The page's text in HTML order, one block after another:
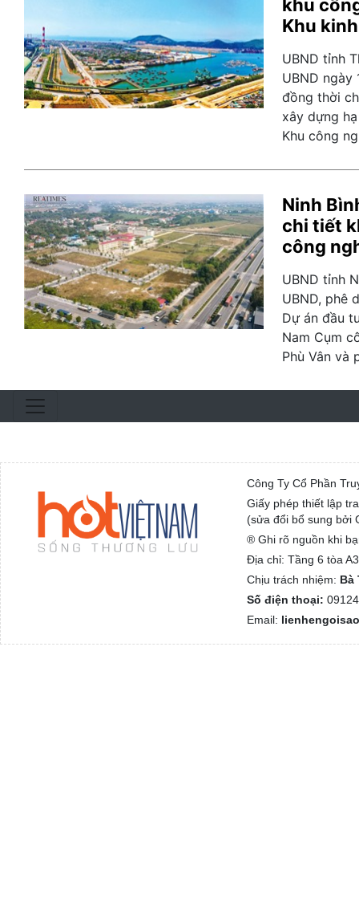
khu
Khu
UBND tỉnh
UBND
đồng thời
xây dựng
Khu công
Ninh
chi tiết
công
UBND tỉnh
UBND, phê
Dự án đầu
Nam Cụm
Phù Vân và
Công Ty Cổ Phần
Giấy phép thiết lập
(sửa đổi bổ sung bởi
® Ghi rõ nguồn khi
Địa chỉ: Tầng 6 tòa
Chịu trách nhiệm: Bà
Số điện thoại:
Email: